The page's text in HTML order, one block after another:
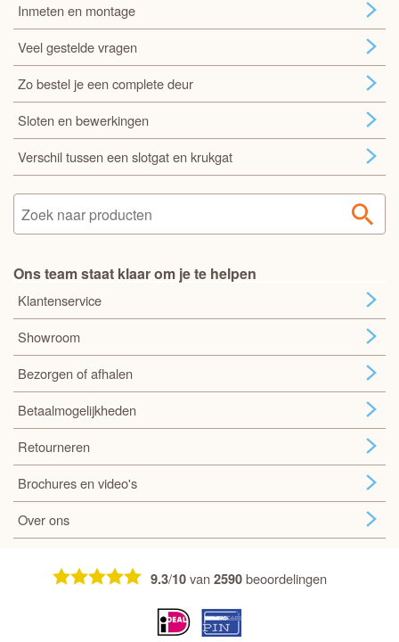
Inmeten en montage
Veel gestelde vragen
Zo bestel je een complete deur
Sloten en bewerkingen
Verschil tussen een slotgat en krukgat
Ons team staat klaar om je te helpen
Klantenservice
Showroom
Bezorgen of afhalen
Betaalmogelijkheden
Retourneren
Brochures en video's
Over ons
9.3/10van2590beoordelingen